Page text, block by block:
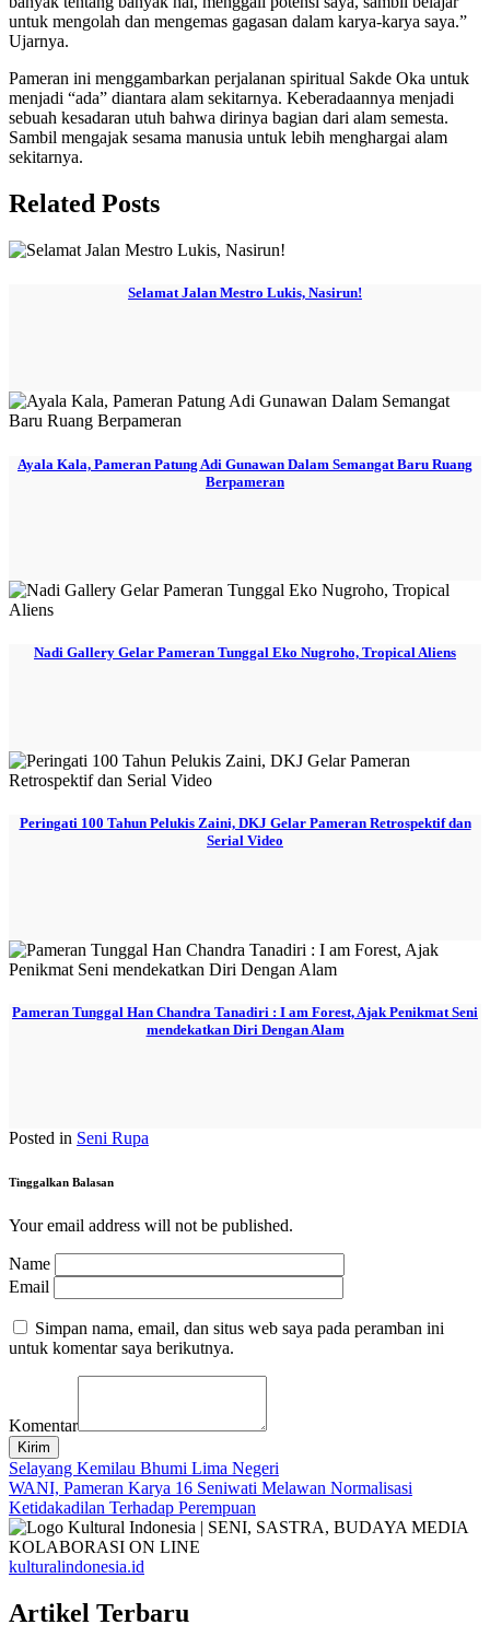
untuk mengolah dan mengemas gagasan dalam karya-karya saya.”
Ujarnya.
Pameran ini menggambarkan perjalanan spiritual Sakde Oka untuk
menjadi “ada” diantara alam sekitarnya. Keberadaannya menjadi
sebuah kesadaran utuh bahwa dirinya bagian dari alam semesta.
Sambil mengajak sesama manusia untuk lebih menghargai alam
sekitarnya.
Related Posts
Selamat Jalan Mestro Lukis, Nasirun!
Ayala Kala, Pameran Patung Adi Gunawan Dalam Semangat Baru Ruang
Berpameran
Nadi Gallery Gelar Pameran Tunggal Eko Nugroho, Tropical Aliens
Peringati 100 Tahun Pelukis Zaini, DKJ Gelar Pameran Retrospektif dan
Serial Video
Pameran Tunggal Han Chandra Tanadiri : I am Forest, Ajak Penikmat Seni
mendekatkan Diri Dengan Alam
Posted in Seni Rupa
Tinggalkan Balasan
Your email address will not be published.
Name
Email
Simpan nama, email, dan situs web saya pada peramban ini
untuk komentar saya berikutnya.
Komentar
Kirim
Navigasi
pos
Selayang Kemilau Bhumi Lima Negeri
WANI, Pameran Karya 16 Seniwati Melawan Normalisasi
Ketidakadilan Terhadap Perempuan
kulturalindonesia.id
Artikel Terbaru